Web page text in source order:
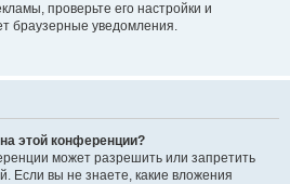
проверьте его настройки и
браузерные уведомления.
этой конференции?
может разрешить или запретить
Если вы не знаете, какие вложения